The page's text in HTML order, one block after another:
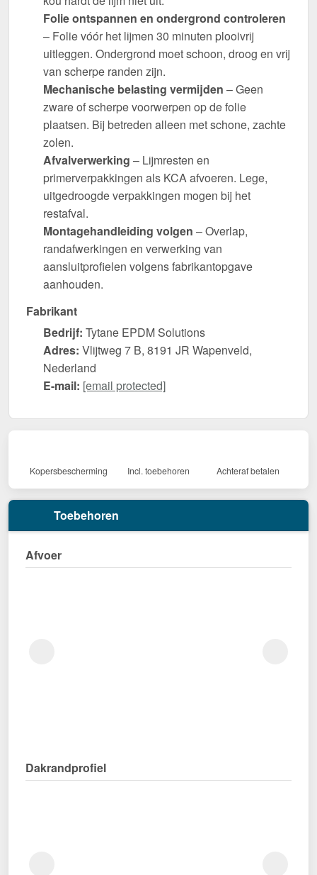
Folie ontspannen en ondergrond controleren
– Folie vóór het lijmen 30 minuten plooivrij
uitleggen. Ondergrond moet schoon, droog en vrij
van scherpe randen zijn.
Mechanische belasting vermijden – Geen
zware of scherpe voorwerpen op de folie
plaatsen. Bij betreden alleen met schone, zachte
zolen.
Afvalverwerking – Lijmresten en
primerverpakkingen als KCA afvoeren. Lege,
uitgedroogde verpakkingen mogen bij het
restafval.
Montagehandleiding volgen – Overlap,
randafwerkingen en verwerking van
aansluitprofielen volgens fabrikantopgave
aanhouden.
Fabrikant
Bedrijf: Tytane EPDM Solutions
Adres: Vlijtweg 7 B, 8191 JR Wapenveld,
Nederland
E-mail: [email protected]
Kopersbescherming Incl. toebehoren Achteraf betalen
Toebehoren
Afvoer
Dakrandprofiel